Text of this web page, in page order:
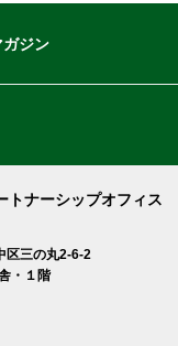
ガジン
トナーシップオフィス
区三の丸2-6-2
・１階